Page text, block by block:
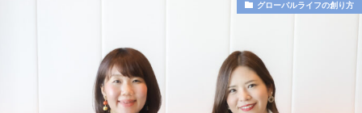
グローバルライフの創り方